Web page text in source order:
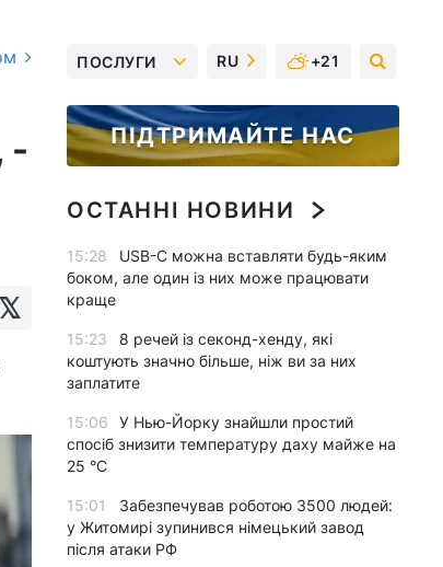
-
ПОСЛУГИ RU +21
ПІДТРИМАЙТЕ НАС
ОСТАННІ НОВИНИ
15:28
USB-C можна вставляти будь-яким
боком, але один із них може працювати
краще
15:23
8 речей із секонд-хенду, які
коштують значно більше, ніж ви за них
заплатите
15:06
У Нью-Йорку знайшли простий
спосіб знизити температуру даху майже на
25 °C
15:01
Забезпечував роботою 3500 людей:
у Житомирі зупинився німецький завод
після атаки РФ